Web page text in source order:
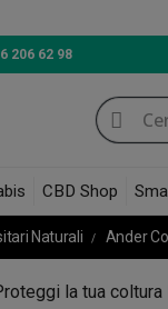
206 62 98
CBD Shop
Naturali Ander